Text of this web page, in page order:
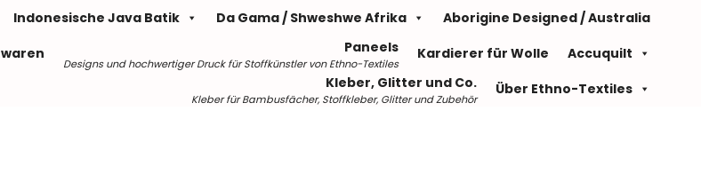
Indonesische Java Batik Da Gama / Shweshwe Afrika
Aborigine Designed / Australia
Paneels
Designs und hochwertiger Druck für Stoffkünstler von Ethno-Textiles
Kardierer für Wolle
Accuquilt
Kleber, Glitter und Co.
Kleber für Bambusfächer, Stoffkleber, Glitter und Zubehör
Über Ethno-Textiles